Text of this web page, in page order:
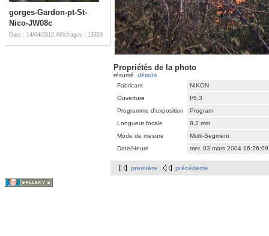
gorges-Gardon-pt-St-
Nico-JW08c
Date : 14/04/2012 Affichages : 13323
Propriétés de la photo
résumé détails
Fabricant
NIKON
Ouverture
f/5,3
Programme d'exposition
Program
Longueur focale
8,2 mm
Mode de mesure
Multi-Segment
Date/Heure
mer. 03 mars 2004
première précédente